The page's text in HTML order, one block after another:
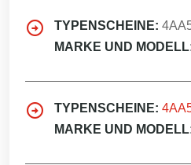
TYPENSCHEINE:
MARKE UND
TYPENSCHEINE:
MARKE UND